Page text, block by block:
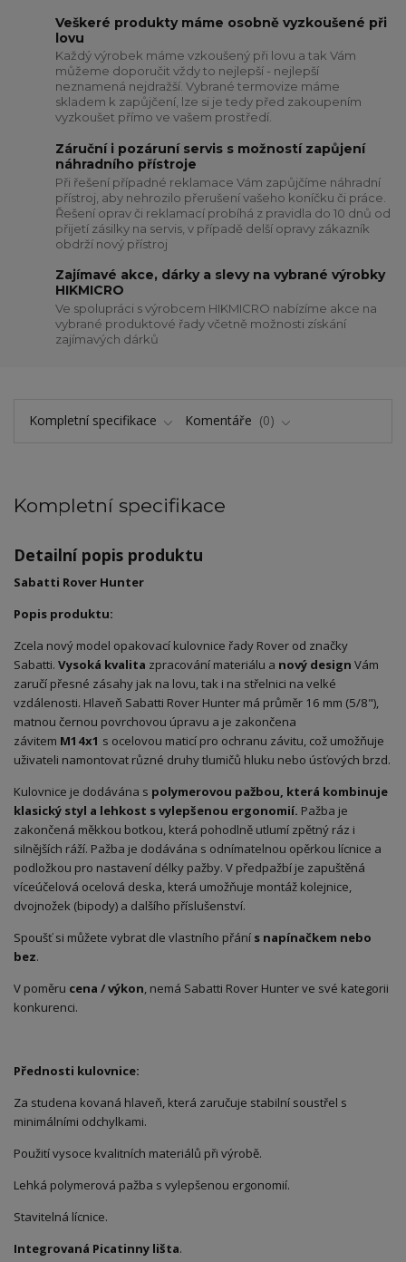
Veškeré produkty máme osobně vyzkoušené při
lovu
Každý výrobek máme vzkoušený při lovu a tak Vám
můžeme doporučit vždy to nejlepší - nejlepší
neznamená nejdražší. Vybrané termovize máme
skladem k zapůjčení, lze si je tedy před zakoupením
vyzkoušet přímo ve vašem prostředí.
Záruční i pozáruní servis s možností zapůjení
náhradního přístroje
Při řešení případné reklamace Vám zapůjčíme náhradní
přístroj, aby nehrozilo přerušení vašeho koníčku či práce.
Řešení oprav či reklamací probíhá z pravidla do 10 dnů od
přijetí zásilky na servis, v případě delší opravy zákazník
obdrží nový přístroj
Zajímavé akce, dárky a slevy na vybrané výrobky
HIKMICRO
Ve spolupráci s výrobcem HIKMICRO nabízíme akce na
vybrané produktové řady včetně možnosti získání
zajímavých dárků
Kompletní specifikace Komentáře 0
Kompletní specifikace
Detailní popis produktu
Sabatti Rover Hunter
Popis produktu:
Zcela nový model opakovací kulovnice řady Rover od značky
Sabatti. Vysoká kvalita zpracování materiálu a nový design Vám
zaručí přesné zásahy jak na lovu, tak i na střelnici na velké
vzdálenosti. Hlaveň Sabatti Rover Hunter má průměr 16 mm (5/8"),
matnou černou povrchovou úpravu a je zakončena
závitem M14x1 s ocelovou maticí pro ochranu závitu, což umožňuje
uživateli namontovat různé druhy tlumičů hluku nebo úsťových brzd.
Kulovnice je dodávána s polymerovou pažbou, která kombinuje
klasický styl a lehkost s vylepšenou ergonomií. Pažba je
zakončená měkkou botkou, která pohodlně utlumí zpětný ráz i
silnějších ráží. Pažba je dodávána s odnímatelnou opěrkou lícnice a
podložkou pro nastavení délky pažby. V předpažbí je zapuštěná
víceúčelová ocelová deska, která umožňuje montáž kolejnice,
dvojnožek (bipody) a dalšího příslušenství.
Spoušť si můžete vybrat dle vlastního přání s napínačkem nebo
bez.
V poměru cena / výkon, nemá Sabatti Rover Hunter ve své kategorii
konkurenci.
Přednosti kulovnice:
Za studena kovaná hlaveň, která zaručuje stabilní soustřel s
minimálními odchylkami.
Použití vysoce kvalitních materiálů při výrobě.
Lehká polymerová pažba s vylepšenou ergonomií.
Stavitelná lícnice.
Integrovaná Picatinny lišta.